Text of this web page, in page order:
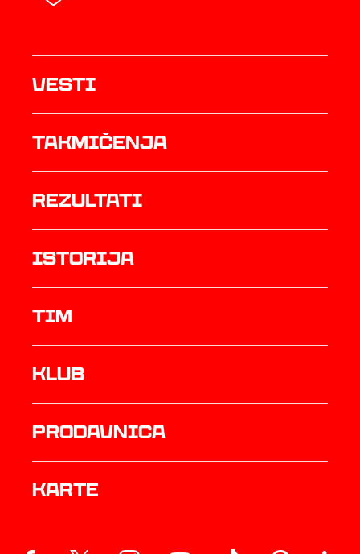
Vesti
Takmičenja
rezultati
istorija
TIM
Klub
prodavnica
Karte